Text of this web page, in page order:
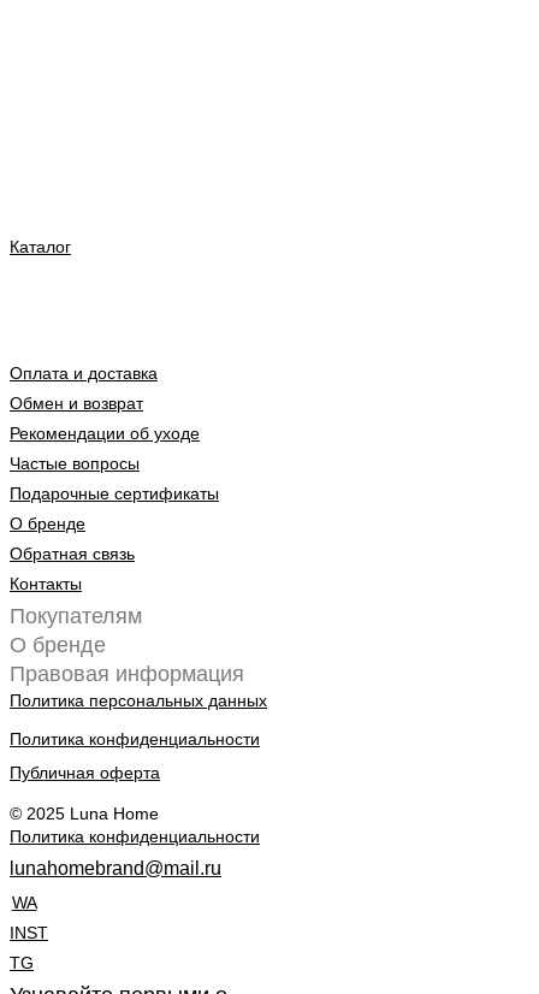
Каталог
Оплата и доставка
Обмен и возврат
Рекомендации об уходе
Частые вопросы
Подарочные сертификаты
О бренде
Обратная связь
Контакты
Покупателям
О бренде
Правовая информация
Политика персональных данных
Политика конфиденциальности
Публичная оферта
© 2025 Luna Home
Политика конфиденциальности
lunahomebrand@mail.ru
WA
INST
TG